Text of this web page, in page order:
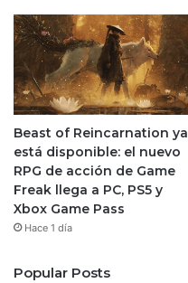
Beast of Reincarnation ya
está disponible: el nuevo
RPG de acción de Game
Freak llega a PC, PS5 y
Xbox Game Pass
Hace 1 día
Popular Posts